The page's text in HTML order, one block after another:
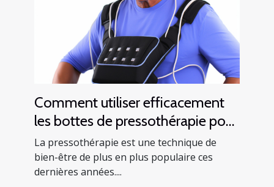
Comment utiliser efficacement
les bottes de pressothérapie pour
améliorer votre santé
La pressothérapie est une technique de
bien-être de plus en plus populaire ces
dernières années....